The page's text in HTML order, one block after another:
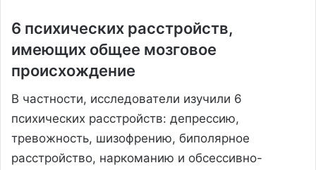
6 психических расстройств,
имеющих общее мозговое
происхождение
В частности, исследователи изучили 6
психических расстройств: депрессию,
тревожность, шизофрению, биполярное
расстройство, наркоманию и обсессивно-